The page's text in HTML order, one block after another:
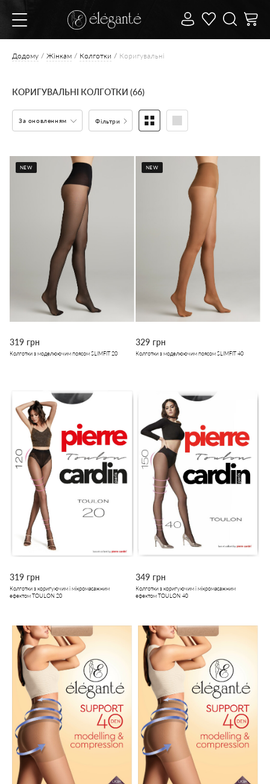
Додому Жінкам Колготки Коригувальні
КОРИГУВАЛЬНІ КОЛГОТКИ (66)
За оновленням Фільтри
NEW
319 грн
Колготки з моделюючим поясом SLIMFIT 20
NEW
329 грн
Колготки з моделюючим поясом SLIMFIT 40
319 грн
Колготки з коригуючим і мікромасажним
ефектом TOULON 20
349 грн
Колготки з коригуючим і мікромасажним
ефектом TOULON 40